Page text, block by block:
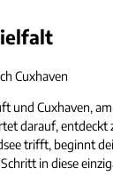
Cuxhaven
und Cuxhaven,
darauf,
trifft, beginnt
in diese